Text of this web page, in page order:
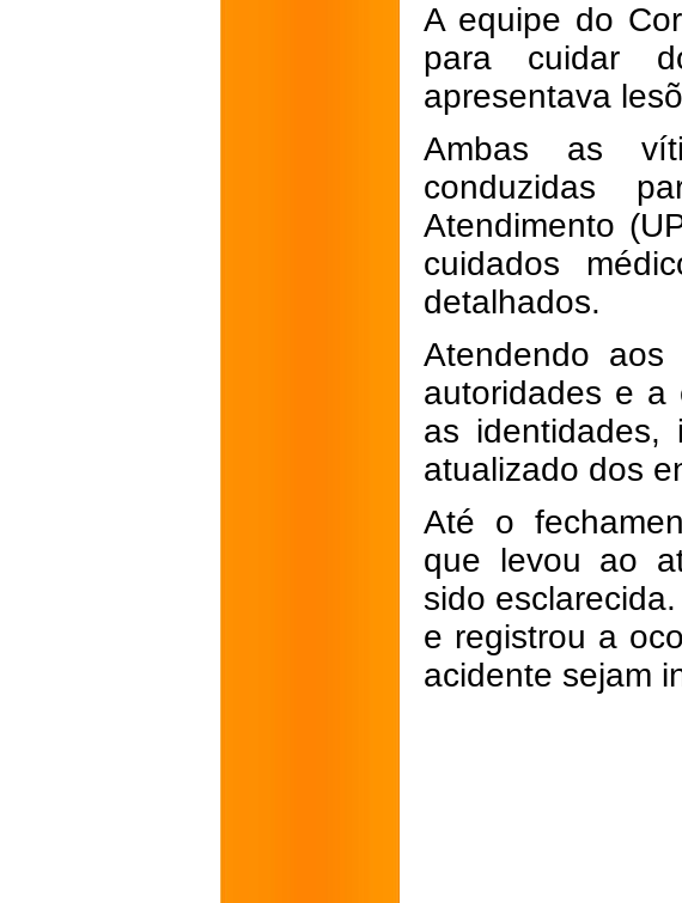
A equipe do
para cuidar
apresentava
Ambas as
conduzidas
Atendimento
cuidados
detalhados.
Atendendo aos
autoridades e a
as
atualizado dos
Até o
que levou ao
sido
e registrou a
acidente sejam